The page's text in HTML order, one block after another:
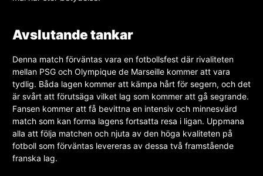
Avslutande tankar
Denna match förväntas vara en fotbollsfest där rivaliteten
mellan PSG och Olympique de Marseille kommer att vara
tydlig. Båda lagen kommer att kämpa hårt för segern, och det
är svårt att förutsäga vilket lag som kommer att gå segrande.
Fansen kommer att få bevittna en intensiv och minnesvärd
match som kan forma lagens fortsatta resa i ligan. Uppmana
alla att följa matchen och njuta av den höga kvaliteten på
fotboll som förväntas levereras av dessa två framstående
franska lag.